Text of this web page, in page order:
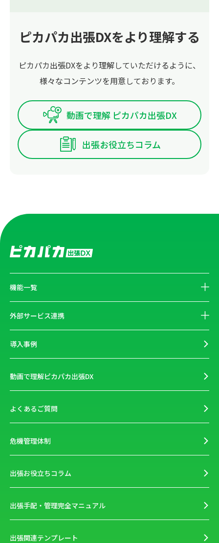
ピカパカ出張DXをより理解する
ピカパカ出張DXをより理解していただけるように、
様々なコンテンツを用意しております。
動画で理解 ピカパカ出張DX
出張お役立ちコラム
機能一覧
外部サービス連携
導入事例
動画で理解ピカパカ出張DX
よくあるご質問
危機管理体制
出張お役立ちコラム
出張手配・管理完全マニュアル
出張関連テンプレート